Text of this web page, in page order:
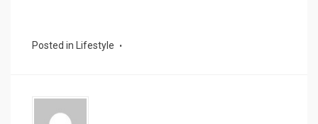
Posted in Lifestyle